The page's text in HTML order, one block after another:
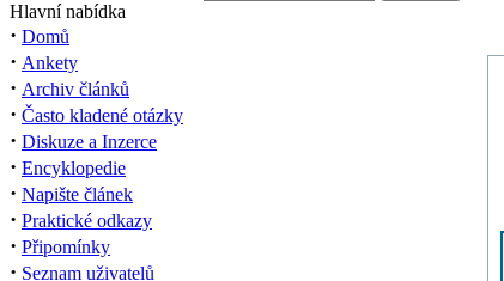
Hlavní nabídka
· Domů
· Ankety
· Archiv článků
· Často kladené otázky
· Diskuze a Inzerce
· Encyklopedie
· Napište článek
· Praktické odkazy
· Připomínky
· Seznam uživatelů